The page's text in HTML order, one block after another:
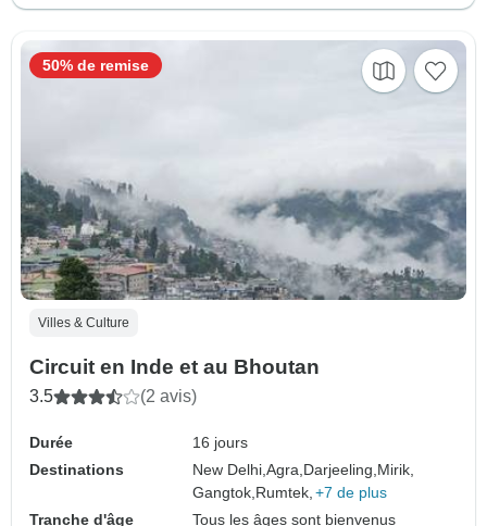
Villes & Culture
Circuit en Inde et au Bhoutan
3.5 (2 avis)
Durée
16 jours
Destinations
New Delhi,Agra, Darjeeling, Mirik,
Gangtok, Rumtek, +7 de plus
Tranche d'âge
Tous les âges sont bienvenus
50% de remise